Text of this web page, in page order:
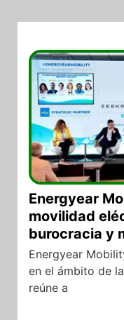
Energyear
movilidad
burocracia y
Energyear
en el ámbito de
reúne a